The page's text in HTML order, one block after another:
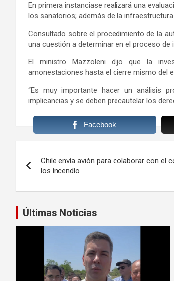
En primera instanciase realizará una
los sanatorios; además de la infraestructura.
Consultado sobre el procedimiento de la
una cuestión a determinar en el proceso de
El ministro Mazzoleni dijo que la
amonestaciones hasta el cierre mismo del
“Es muy importante hacer un análisis
implicancias y se deben precautelar los
Facebook
de
entradas
Chile envía avión para colaborar con el
los incendio
Últimas Noticias